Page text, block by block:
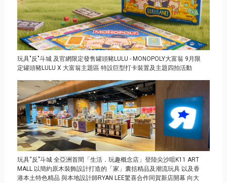
玩具"反"斗城 及官網限定發售罐頭豬LULU - MONOPOLY大富翁 9月限
定罐頭豬LULU X 大富翁主題區 特設巨型打卡裝置及主題四拍活動
玩具“反”斗城 全亞洲首間「生活．玩趣概念店」登陸尖沙咀K11 ART
MALL 以簡約原木裝飾設計打造的「家」囊括精品及潮流玩具 以及香
港本土特色精品 與本地設計師RYAN LEE驚喜合作同賀新店開幕 向大